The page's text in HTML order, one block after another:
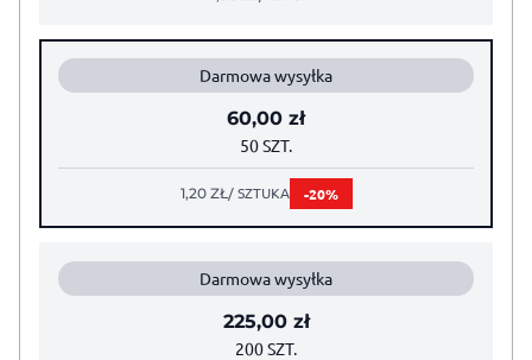
Darmowa wysyłka
60,00 zł
50 SZT.
1,20 ZŁ/ SZTUKA -20%
Darmowa wysyłka
225,00 zł
200 SZT.